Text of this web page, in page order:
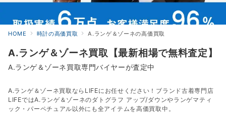
HOME 時計の高価買取 A.ランゲ＆ゾーネの高価買取
A.ランゲ＆ゾーネ買取【最新相場で無料査定】
A.ランゲ＆ゾーネ買取専門バイヤーが査定中
A.ランゲ＆ゾーネ買取ならLIFEにお任せください！ブランド古着専門店
LIFEではA.ランゲ＆ゾーネのダトグラフ アップ/ダウンやランゲマティ
ック・パーペチュアル以外にも全アイテムを高価買取中。